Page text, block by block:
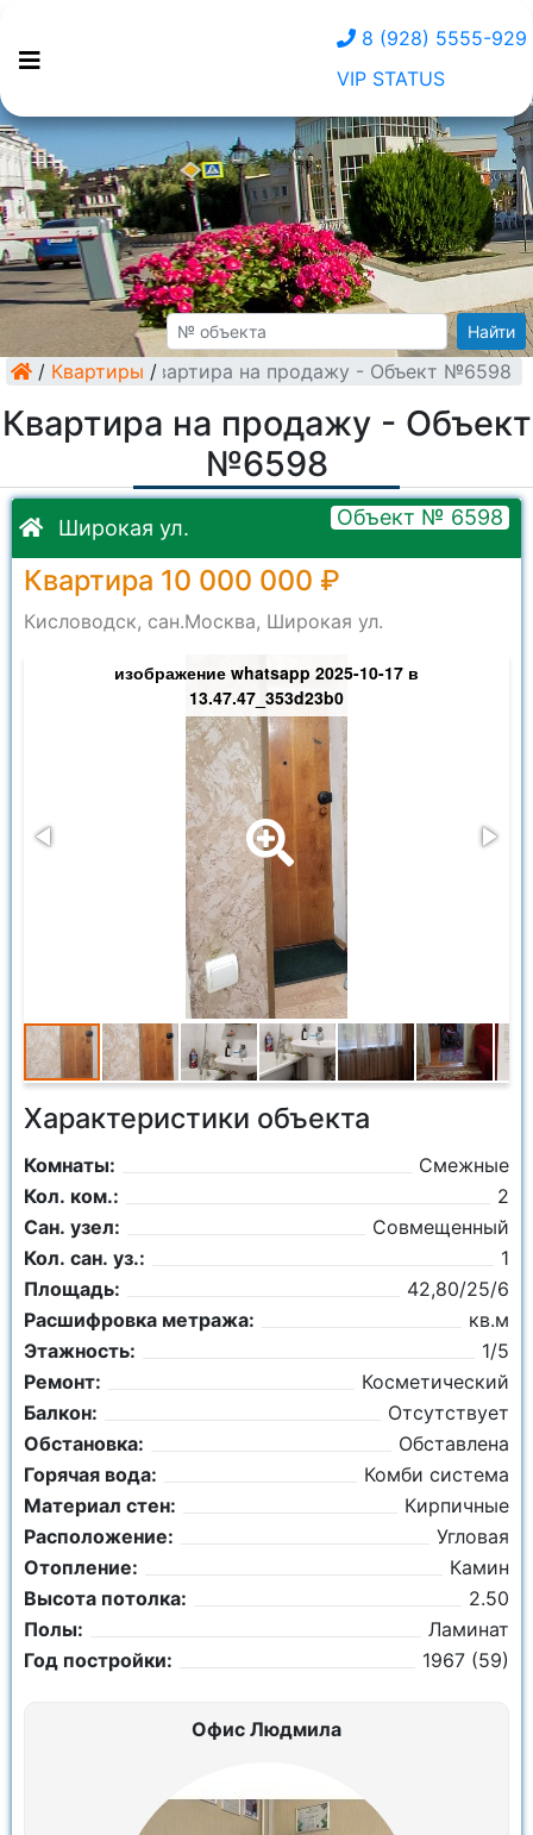
8 (928) 5555-929
VIP STATUS
Найти
/ Квартиры /
Квартира на продажу - Объект №6598
Квартира на продажу - Объект
№6598
Широкая ул. Объект № 6598
Квартира 10 000 000 ₽
Кисловодск, сан.Москва, Широкая ул.
изображение whatsapp 2025-10-17 в
13.47.47_353d23b0
Характеристики объекта
Комнаты:
Смежные
Кол. ком.:
2
Сан. узел:
Совмещенный
Кол. сан. уз.:
1
Площадь:
42,80/25/6
Расшифровка метража:
кв.м
Этажность:
1/5
Ремонт:
Косметический
Балкон:
Отсутствует
Обстановка:
Обставлена
Горячая вода:
Комби система
Материал стен:
Кирпичные
Расположение:
Угловая
Отопление:
Камин
Высота потолка:
2.50
Полы:
Ламинат
Год постройки:
1967 (59)
Офис Людмила